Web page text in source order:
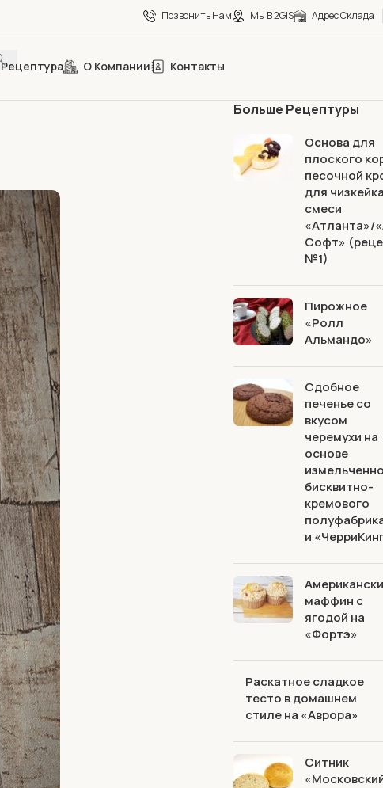
Позвонить Нам Мы В 2GIS Адрес Склада
Рецептура О Компании Контакты
Больше Рецептуры
Основа для
плоского
песочной
для
смеси
«Атланта»/
Софт»
№1)
Пирожное
«Ролл
Альмандо»
Сдобное
печенье со
вкусом
черемухи на
основе
бисквитно-
кремового
и
маффин с
ягодой на
«Фортэ»
Раскатное сладкое
тесто в домашнем
стиле на «Аврора»
Ситник